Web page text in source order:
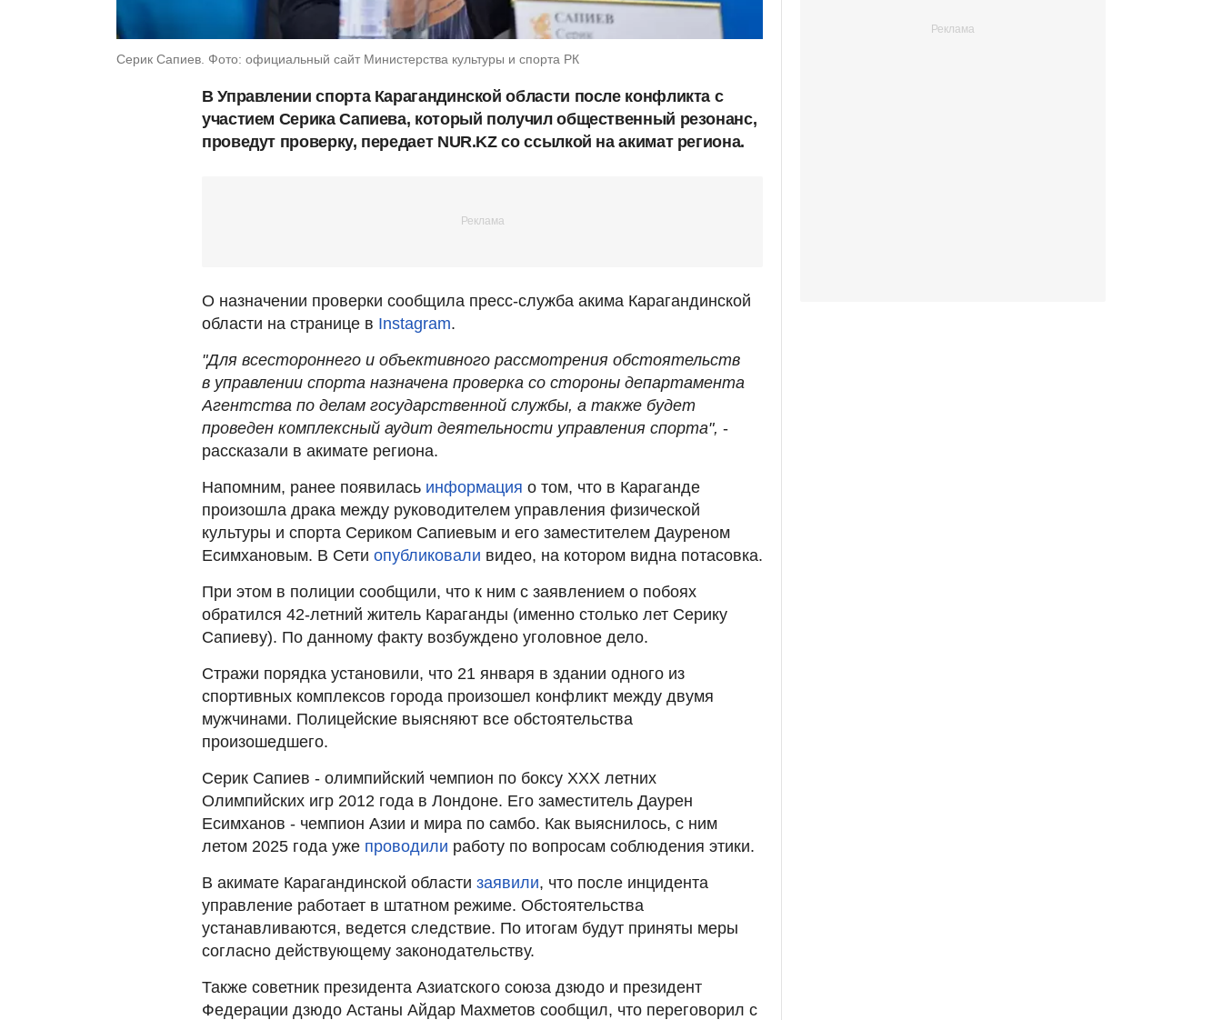
Серик Сапиев. Фото: официальный сайт Министерства культуры и спорта РК
В Управлении спорта Карагандинской области после конфликта с
участием Серика Сапиева, который получил общественный резонанс,
проведут проверку, передает NUR.KZ со ссылкой на акимат региона.
О назначении проверки сообщила пресс-служба акима Карагандинской
области на странице в Instagram.
"Для всестороннего и объективного рассмотрения обстоятельств
в управлении спорта назначена проверка со стороны департамента
Агентства по делам государственной службы, а также будет
проведен комплексный аудит деятельности управления спорта", -
рассказали в акимате региона.
Напомним, ранее появилась информация о том, что в Караганде
произошла драка между руководителем управления физической
культуры и спорта Сериком Сапиевым и его заместителем Дауреном
Есимхановым. В Сети опубликовали видео, на котором видна потасовка.
При этом в полиции сообщили, что к ним с заявлением о побоях
обратился 42-летний житель Караганды (именно столько лет Серику
Сапиеву). По данному факту возбуждено уголовное дело.
Стражи порядка установили, что 21 января в здании одного из
спортивных комплексов города произошел конфликт между двумя
мужчинами. Полицейские выясняют все обстоятельства
произошедшего.
Серик Сапиев - олимпийский чемпион по боксу XXX летних
Олимпийских игр 2012 года в Лондоне. Его заместитель Даурен
Есимханов - чемпион Азии и мира по самбо. Как выяснилось, с ним
летом 2025 года уже проводили работу по вопросам соблюдения этики.
В акимате Карагандинской области заявили, что после инцидента
управление работает в штатном режиме. Обстоятельства
устанавливаются, ведется следствие. По итогам будут приняты меры
согласно действующему законодательству.
Также советник президента Азиатского союза дзюдо и президент
Федерации дзюдо Астаны Айдар Махметов сообщил, что переговорил с